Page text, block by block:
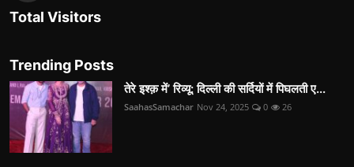
Total Visitors
Trending Posts
तेरे इश्क़ में’ रिव्यू: दिल्ली की सर्दियों में पिघलती ए...
SaahasSamachar Nov 24, 2025 0 26